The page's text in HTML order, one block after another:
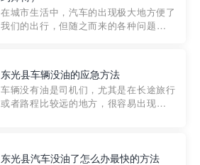
在城市生活中，汽车的出现极大地方便了
我们的出行，但随之而来的各种问题也让
紧急情况下，我们需要一种高效可靠的救
援方式。而这时，地库救援专...
东光县车辆没油的应急方法
车辆没有油是司机们，尤其是在长途旅行
或者路程比较远的地方，很容易出现这种
的送油师傅，解决没油的紧急情况。 首
东光县汽车没油了怎么办最快的方法